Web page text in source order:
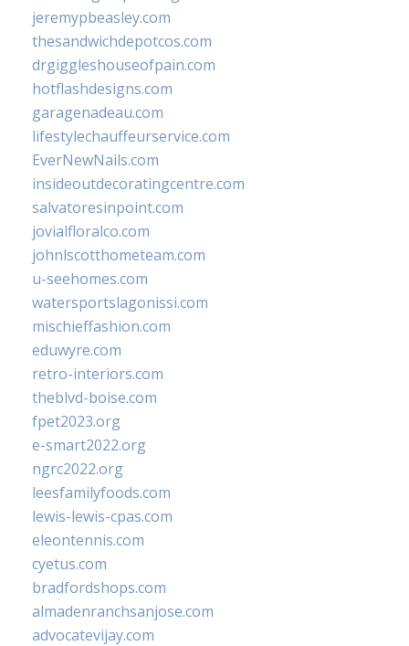
jeremypbeasley.com
thesandwichdepotcos.com
drgiggleshouseofpain.com
hotflashdesigns.com
garagenadeau.com
lifestylechauffeurservice.com
EverNewNails.com
insideoutdecoratingcentre.com
salvatoresinpoint.com
jovialfloralco.com
johnlscotthometeam.com
u-seehomes.com
watersportslagonissi.com
mischieffashion.com
eduwyre.com
retro-interiors.com
theblvd-boise.com
fpet2023.org
e-smart2022.org
ngrc2022.org
leesfamilyfoods.com
lewis-lewis-cpas.com
eleontennis.com
cyetus.com
bradfordshops.com
almadenranchsanjose.com
advocatevijay.com